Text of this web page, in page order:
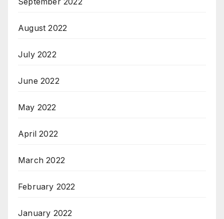
August 2022
July 2022
June 2022
May 2022
April 2022
March 2022
February 2022
January 2022